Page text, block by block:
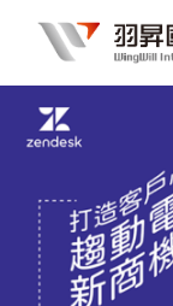
内